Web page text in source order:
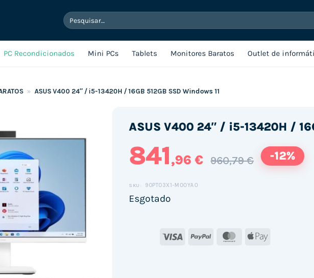
Pesquisar
por:
PC Recondicionados Mini PCs Tablets Monitores Baratos Outlet de
» ASUS V400 24″ / i5-13420H / 16GB 512GB SSD Windows 11
ASUS V400 24″ / i5-13420H /
841,96 € 960,79 € -12%
SKU: 90PT03X1-M00YA0
Esgotado
Visa PayPal MasterCard
Apple